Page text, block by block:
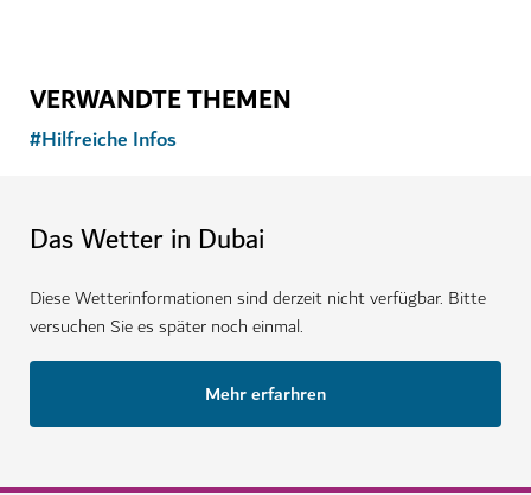
VERWANDTE THEMEN
#Hilfreiche Infos
Das Wetter in Dubai
Diese Wetterinformationen sind derzeit nicht verfügbar. Bitte
versuchen Sie es später noch einmal.
Mehr erfarhren